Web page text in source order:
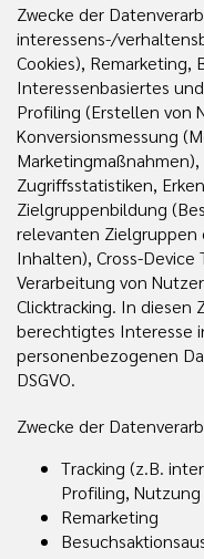
Zwecke der
interessens-/
Cookies), Remarketing,
Interessenbasiertes
Profiling (Erstellen von
Konversionsmessung
Zugriffsstatistiken,
Zielgruppenbildung
relevanten Zielgruppen
Inhalten), Cross-
Verarbeitung von
Clicktracking. In diesen
berechtigtes Interesse
personenbezogenen
DSGVO.
Zwecke der
Tracking (z.B.
Profiling, Nutzung
Remarketing